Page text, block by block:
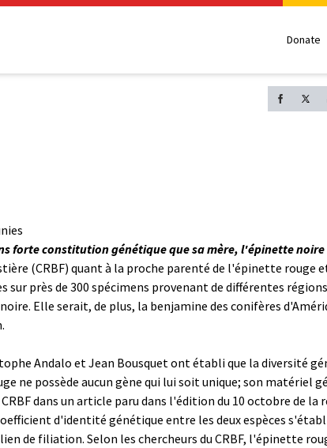
Donate
forte constitution génétique que sa mère, l'épinette noire
(CRBF) quant à la proche parenté de l'épinette rouge
près de 300 spécimens provenant de différentes
Elle serait, de plus, la benjamine des conifères
Andalo et Jean Bousquet ont établi que la diversité
ne possède aucun gène qui lui soit unique; son matériel
dans un article paru dans l'édition du 10 octobre de la
d'identité génétique entre les deux espèces
de filiation. Selon les chercheurs du CRBF, l'épinette